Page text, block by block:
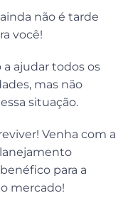
não é tarde
você!
ajudar todos os
mas não
situação.
Venha com a
para a
mercado!